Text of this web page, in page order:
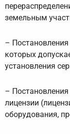
земельным
–
которых
установления
–
лицензии
оборудования,